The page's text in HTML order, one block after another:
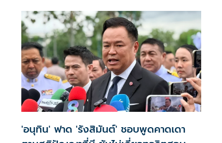
ไทยพลัสหรือไม่
'อนุทิน' ฟาด 'รังสิมันต์' ชอบพูดคาดเดา